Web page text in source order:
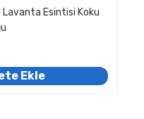
Lavanta Esintisi Koku
Ekle